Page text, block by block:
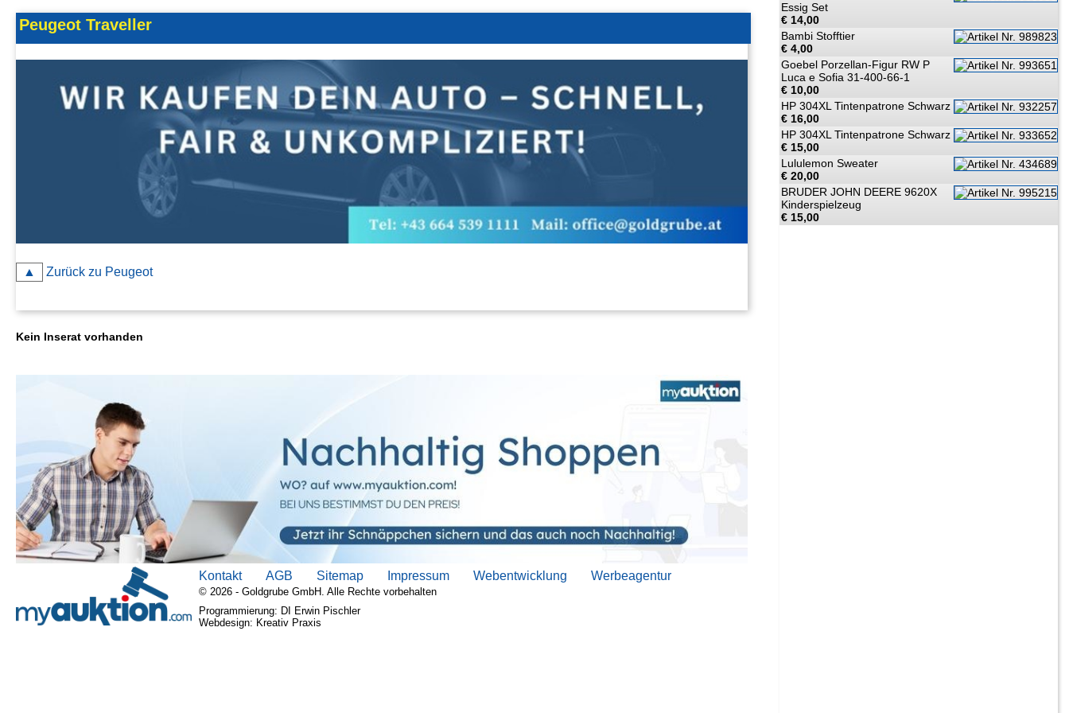
Kontakt
AGB, Nutzungsbedingungen
Essig Set
€ 14,00
Bambi Stofftier
€ 4,00
Goebel Porzellan-Figur RW P
Luca e Sofia 31-400-66-1
€ 10,00
HP 304XL Tintenpatrone Schwarz
€ 16,00
HP 304XL Tintenpatrone Schwarz
€ 15,00
Lululemon Sweater
€ 20,00
BRUDER JOHN DEERE 9620X
Kinderspielzeug
€ 15,00
Peugeot Traveller
▲ Zurück zu Peugeot
Kein Inserat vorhanden
Kontakt AGB Sitemap Impressum Webentwicklung Werbeagentur
© 2026 - Goldgrube GmbH. Alle Rechte vorbehalten
Programmierung: DI Erwin Pischler
Webdesign: Kreativ Praxis